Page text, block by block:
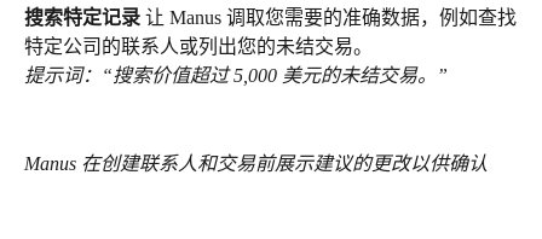
搜索特定记录 让 Manus 调取您需要的准确数据，例如查找
特定公司的联系人或列出您的未结交易。
提示词：“搜索价值超过 5,000 美元的未结交易。”
Manus 在创建联系人和交易前展示建议的更改以供确认